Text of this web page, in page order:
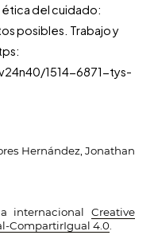
Hernández, Jonathan
internacional Creative
CompartirIgual 4.0
ética del cuidado:
posibles. Trabajo y
1514-6871-tys-